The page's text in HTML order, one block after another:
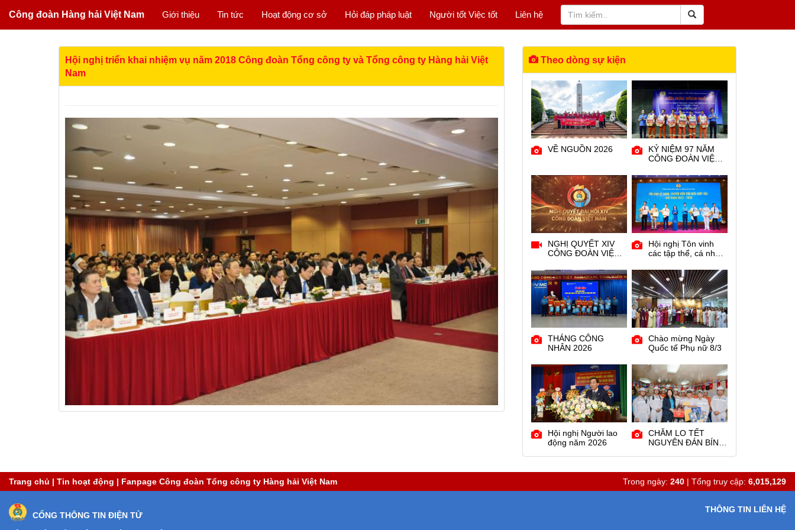
Công đoàn Hàng hải Việt Nam Giới thiệu Tin tức Hoạt động cơ sở Hỏi đáp pháp luật Người tốt Việc tốt Liên hệ
Hội nghị triển khai nhiệm vụ năm 2018 Công đoàn Tổng công ty và Tổng công ty Hàng hải Việt
Nam
Previous
Theo dòng sự kiện
VỀ NGUỒN 2026
KỶ NIỆM 97 NĂM
CÔNG ĐOÀN VIỆT
NGHỊ QUYẾT XIV
CÔNG ĐOÀN VIỆT
Hội nghị Tôn vinh
các tập thể, cá nhân
giai đoạn 2023 -
2025
THÁNG CÔNG
NHÂN 2026
Chào mừng Ngày
Quốc tế Phụ nữ 8/3
Hội nghị Người lao
động năm 2026
CHĂM LO TẾT
NGUYÊN ĐÁN BÍNH
Trang chủ | Tin hoạt động | Fanpage Công đoàn Tổng công ty Hàng hải Việt Nam Trong ngày: 240 | Tổng truy cập: 6,015,129
CỔNG THÔNG TIN ĐIỆN TỬ
THÔNG TIN LIÊN HỆ